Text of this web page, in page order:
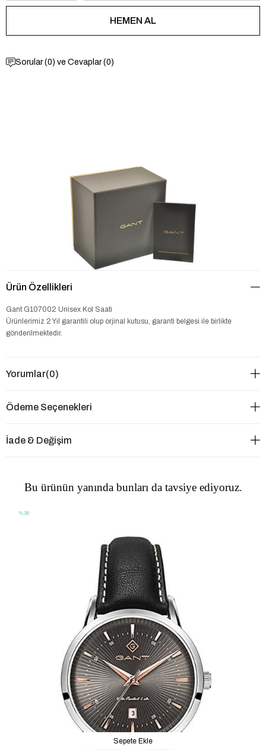
Sorular (0) ve Cevaplar (0)
Ürün Özellikleri
Gant G107002 Unisex Kol Saati
Ürünlerimiz 2 Yıl garantili olup orjinal kutusu, garanti belgesi ile birlikte
gönderilmektedir.
Yorumlar(0)
Ödeme Seçenekleri
İade & Değişim
Bu ürünün yanında bunları da tavsiye ediyoruz.
Sepete Ekle
%30